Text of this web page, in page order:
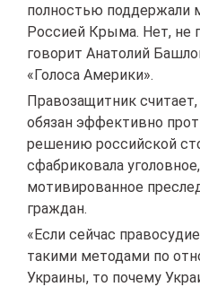
полностью поддержали
Россией Крыма. Нет, не
говорит Анатолий
«Голоса Америки».
Правозащитник
обязан эффективно
решению российской
сфабриковала
мотивированное
граждан.
«Если сейчас
такими методами по
Украины, то почему